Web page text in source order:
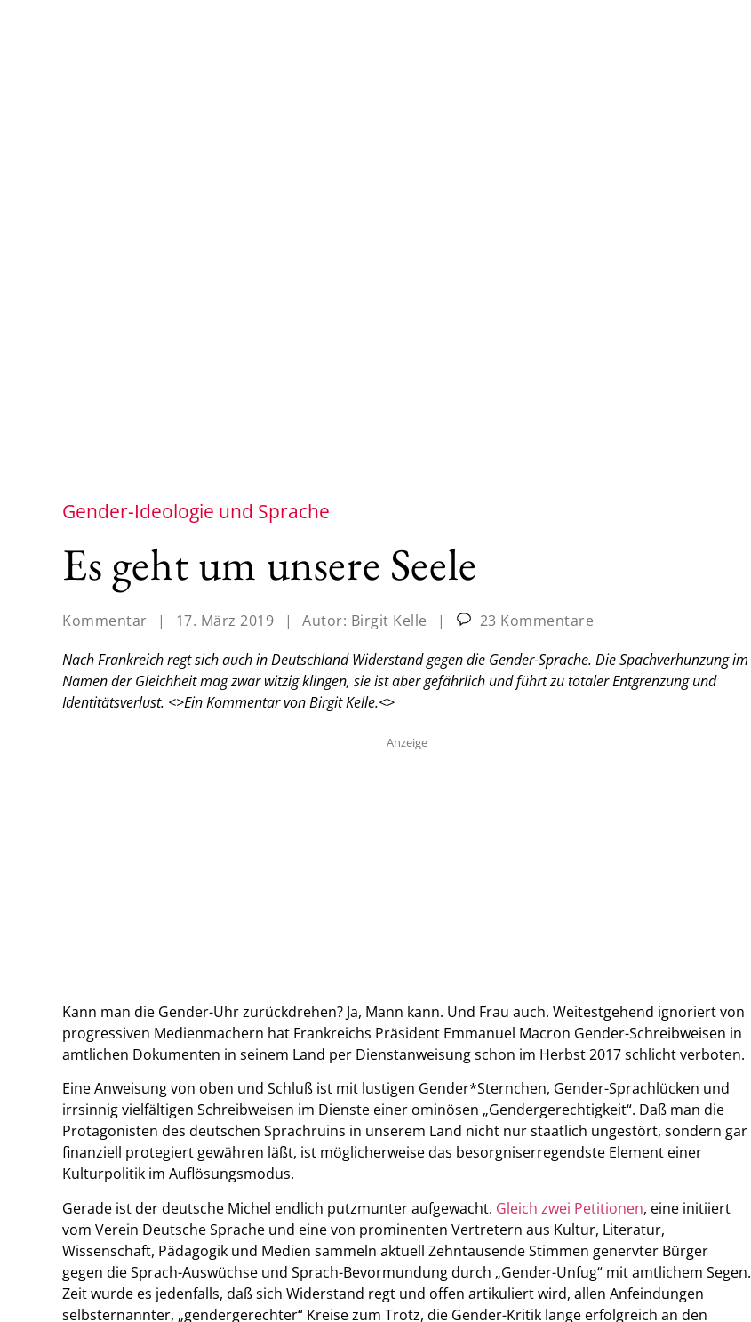
Gender-Ideologie und Sprache
Es geht um unsere Seele
Kommentar | 17. März 2019 | Autor: Birgit Kelle |
23 Kommentare
Nach Frankreich regt sich auch in Deutschland Widerstand gegen die Gender-Sprache. Die Spachverhunzung im
Namen der Gleichheit mag zwar witzig klingen, sie ist aber gefährlich und führt zu totaler Entgrenzung und
Identitätsverlust. <>Ein Kommentar von Birgit Kelle.<>
Anzeige
Kann man die Gender-Uhr zurückdrehen? Ja, Mann kann. Und Frau auch. Weitestgehend ignoriert von
progressiven Medienmachern hat Frankreichs Präsident Emmanuel Macron Gender-Schreibweisen in
amtlichen Dokumenten in seinem Land per Dienstanweisung schon im Herbst 2017 schlicht verboten.
Eine Anweisung von oben und Schluß ist mit lustigen Gender*Sternchen, Gender-Sprachlücken und
irrsinnig vielfältigen Schreibweisen im Dienste einer ominösen „Gendergerechtigkeit“. Daß man die
Protagonisten des deutschen Sprachruins in unserem Land nicht nur staatlich ungestört, sondern gar
finanziell protegiert gewähren läßt, ist möglicherweise das besorgniserregendste Element einer
Kulturpolitik im Auflösungsmodus.
Gerade ist der deutsche Michel endlich putzmunter aufgewacht. Gleich zwei Petitionen, eine initiiert
vom Verein Deutsche Sprache und eine von prominenten Vertretern aus Kultur, Literatur,
Wissenschaft, Pädagogik und Medien sammeln aktuell Zehntausende Stimmen genervter Bürger
gegen die Sprach-Auswüchse und Sprach-Bevormundung durch „Gender-Unfug“ mit amtlichem Segen.
Zeit wurde es jedenfalls, daß sich Widerstand regt und offen artikuliert wird, allen Anfeindungen
selbsternannter, „gendergerechter“ Kreise zum Trotz, die Gender-Kritik lange erfolgreich an den